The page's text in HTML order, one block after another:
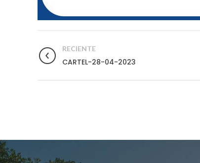
RECIENTE
CARTEL-28-04-2023